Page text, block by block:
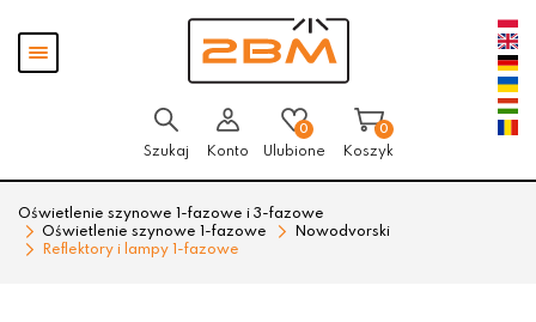
Pokaż
menu
Szukaj Konto
0
Ulubione
0
Koszyk
Oświetlenie szynowe 1-fazowe i 3-fazowe
Oświetlenie szynowe 1-fazowe
Nowodvorski
Reflektory i lampy 1-fazowe